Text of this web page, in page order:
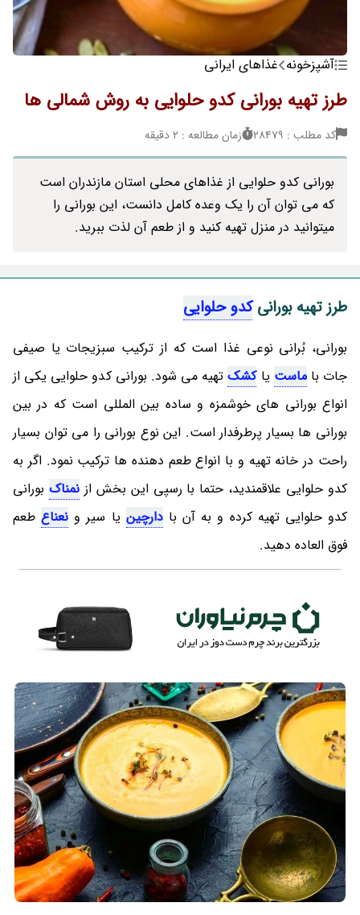
آشپزخونه غذاهای ایرانی
طرز تهیه بورانی کدو حلوایی به روش شمالی ها
کد مطلب : 28479 زمان مطالعه : 2 دقیقه
بورانی کدو حلوایی از غذاهای محلی استان مازندران است
که می توان آن را یک وعده کامل دانست، این بورانی را
میتوانید در منزل تهیه کنید و از طعم آن لذت ببرید.
طرز تهیه بورانیکدو حلوایی
بورانی، بُرانی نوعی غذا است که از ترکیب سبزیجات یا صیفی
جات باماست یاکشکتهیه می شود. بورانی کدو حلوایی یکی از
انواع بورانی های خوشمزه و ساده بین المللی است که در بین
بورانی ها بسیار پرطرفدار است. این نوع بورانی را می توان بسیار
راحت در خانه تهیه و با انواع طعم دهنده ها ترکیب نمود. اگر به
کدو حلوایی علاقمندید، حتما با رسپی این بخش ازنمناک بورانی
کدو حلوایی تهیه کرده و به آن بادارچین یا سیر و نعناعطعم
فوق العاده دهید.